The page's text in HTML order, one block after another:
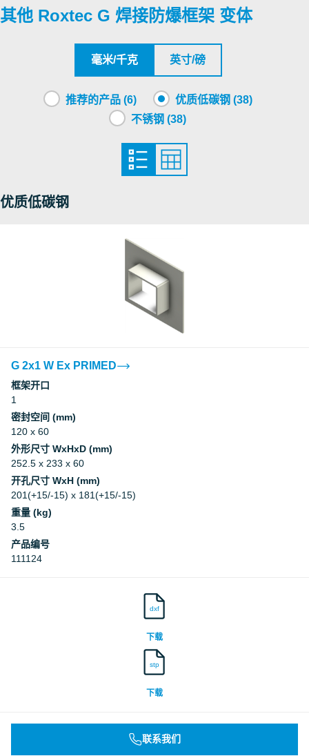
SGS
Roxtec International AB
DNV
其他 Roxtec G 焊接防爆框架 变体
毫米/千克 英寸/磅
推荐的产品 (6)
优质低碳钢 (38)
不锈钢 (38)
优质低碳钢
G 2x1 W Ex PRIMED
框架开口
1
密封空间 (mm)
120 x 60
外形尺寸 WxHxD (mm)
252.5 x 233 x 60
开孔尺寸 WxH (mm)
201(+15/-15) x 181(+15/-15)
重量 (kg)
3.5
产品编号
111124
dxf
下载
stp
下载
联系我们